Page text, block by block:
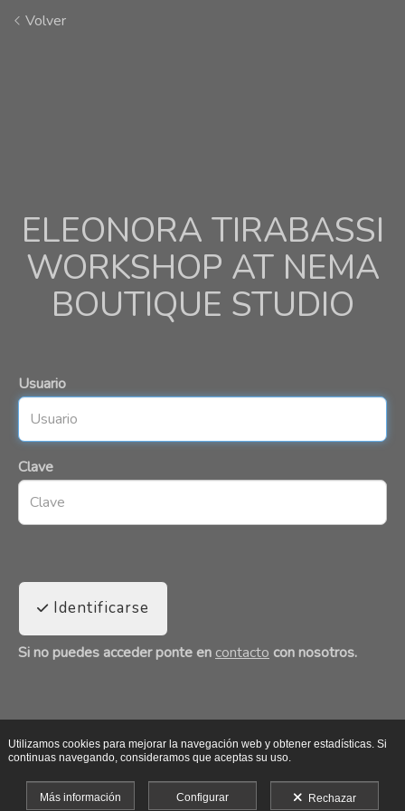
Volver
ELEONORA TIRABASSI
WORKSHOP AT NEMA
BOUTIQUE STUDIO
Usuario
Clave
Identificarse
Si no puedes acceder ponte en contacto con nosotros.
Utilizamos cookies para mejorar la navegación web y obtener estadísticas. Si
continuas navegando, consideramos que aceptas su uso.
Más información Configurar Rechazar